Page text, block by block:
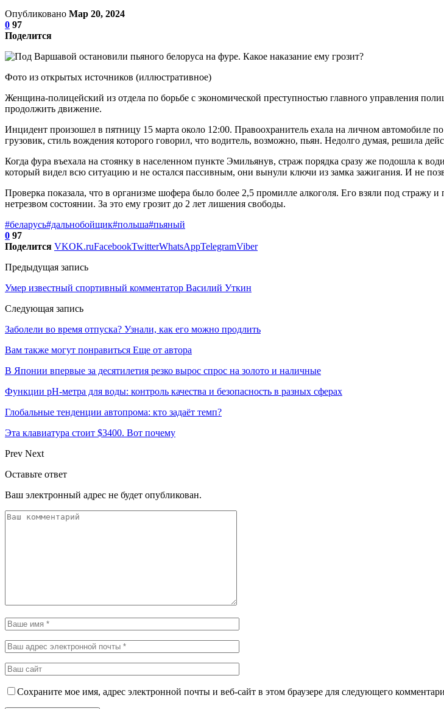
Опубликовано Мар 20, 2024
0 97
Поделится
Фото из открытых источников (иллюстративное)
Женщина-полицейский из отдела по борьбе с экономической преступностью главного управления
продолжить движение.
Инцидент произошел в пятницу 15 марта около 12:00. Правоохранитель ехала на личном автомобиле
грузовик, стиль вождения которого говорил, что водитель, возможно, пьян. Недолго думая, решила
Когда фура въехала на стоянку в населенном пункте Эмильянув, страж порядка сразу же подошла к
который видел всю ситуацию и не остался пассивным, они вынули ключи из замка зажигания. И не
Проверка показала, что в организме шофера было более 2,5 промилле алкоголя. Его взяли под стражу
нетрезвом состоянии. За это ему грозит до 2 лет лишения свободы.
#беларусь#дальнобойщик#польша#пьяный
0 97
Поделится VKOK.ruFacebookTwitterWhatsAppTelegramViber
Предыдущая запись
Умер известный спортивный комментатор Василий Уткин
Следующая запись
Заболели во время отпуска? Узнали, как его можно продлить
Вам также могут понравиться Еще от автора
В Японии впервые за десятилетия резко вырос спрос на золото и наличные
Функции pH-метра для воды: контроль качества и безопасность в разных сферах
Глобальные тенденции автопрома: кто задаёт темп?
Эта клавиатура стоит $3400. Вот почему
Prev Next
Оставьте ответ
Ваш электронный адрес не будет опубликован.
Сохраните мое имя, адрес электронной почты и веб-сайт в этом браузере для следующего